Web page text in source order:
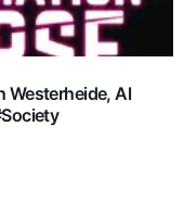
Westerheide, Al